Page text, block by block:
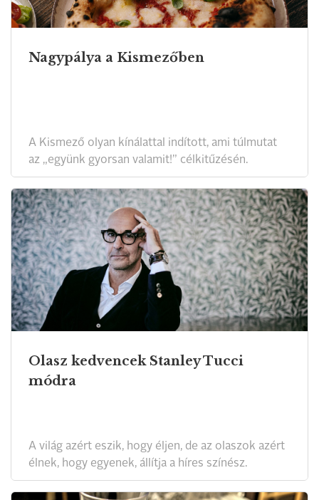
Nagypálya a Kismezőben
A Kismező olyan kínálattal indított, ami túlmutat
az „együnk gyorsan valamit!” célkitűzésén.
Olasz kedvencek Stanley Tucci
módra
A világ azért eszik, hogy éljen, de az olaszok azért
élnek, hogy egyenek, állítja a híres színész.